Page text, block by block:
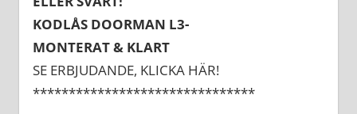
KODLÅS DOORMAN L3-
MONTERAT & KLART
SE ERBJUDANDE, KLICKA HÄR!
*******************************